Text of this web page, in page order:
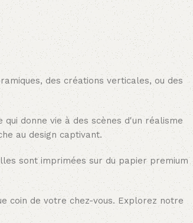
des créations verticales, ou des
donne vie à des scènes d'un réalisme
au design captivant.
sont imprimées sur du papier premium
coin de votre chez-vous. Explorez notre